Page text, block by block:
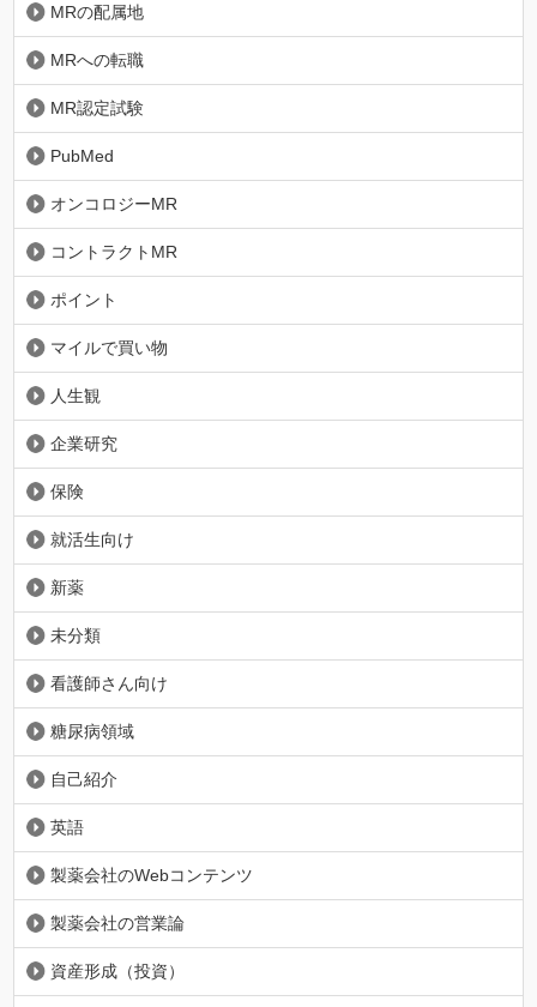
MRの配属地
MRへの転職
MR認定試験
PubMed
オンコロジーMR
コントラクトMR
ポイント
マイルで買い物
人生観
企業研究
保険
就活生向け
新薬
未分類
看護師さん向け
糖尿病領域
自己紹介
英語
製薬会社のWebコンテンツ
製薬会社の営業論
資産形成（投資）